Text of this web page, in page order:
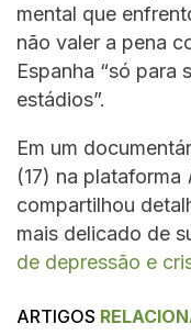
mental que
não valer a pena
Espanha “só para
estádios”.
Em um
(17) na plataforma
compartilhou
mais delicado de
de depressão e
ARTIGOS